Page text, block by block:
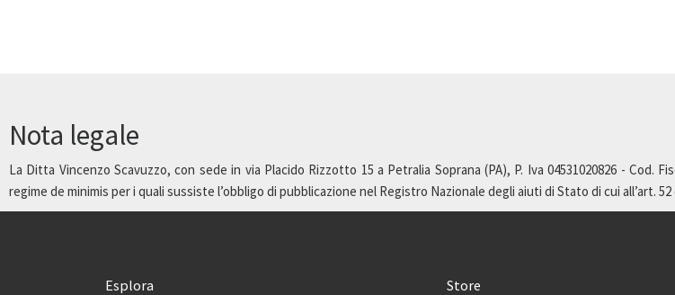
Nota legale
La Ditta Vincenzo Scavuzzo, con sede in via Placido Rizzotto 15 a Petralia Soprana (PA), P. Iva 04531020826 -
regime de minimis per i quali sussiste l’obbligo di pubblicazione nel Registro Nazionale degli aiuti di Stato di cui all’art. 52
Esplora Store